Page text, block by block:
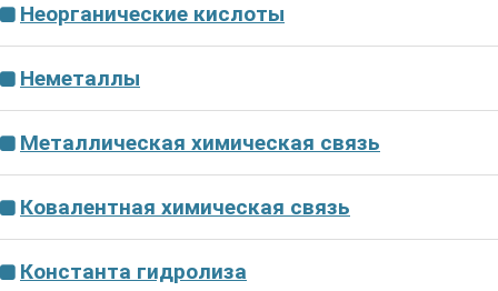
Неорганические кислоты
Неметаллы
Металлическая химическая связь
Ковалентная химическая связь
Константа гидролиза